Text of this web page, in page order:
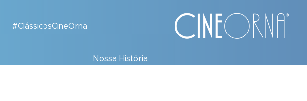
#ClássicosCineOrna
Nossa História